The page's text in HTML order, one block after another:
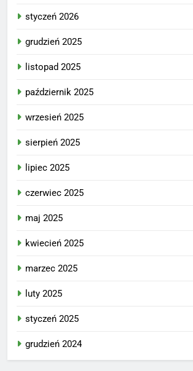
styczeń 2026
grudzień 2025
listopad 2025
październik 2025
wrzesień 2025
sierpień 2025
lipiec 2025
czerwiec 2025
maj 2025
kwiecień 2025
marzec 2025
luty 2025
styczeń 2025
grudzień 2024